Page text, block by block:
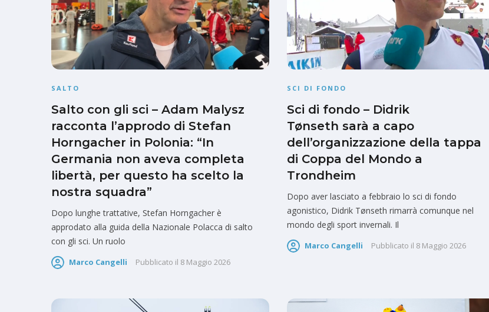
SALTO
Salto con gli sci – Adam Malysz
racconta l’approdo di Stefan
Horngacher in Polonia: “In
Germania non aveva completa
libertà, per questo ha scelto la
nostra squadra”
Dopo lunghe trattative, Stefan Horngacher è
approdato alla guida della Nazionale Polacca di salto
con gli sci. Un ruolo
Marco Cangelli Pubblicato il 8 Maggio 2026
SCI DI FONDO
Sci di fondo – Didrik
Tønseth sarà a capo
dell’organizzazione della tappa
di Coppa del Mondo a
Trondheim
Dopo aver lasciato a febbraio lo sci di fondo
agonistico, Didrik Tønseth rimarrà comunque nel
mondo degli sport invernali. Il
Marco Cangelli Pubblicato il 8 Maggio 2026